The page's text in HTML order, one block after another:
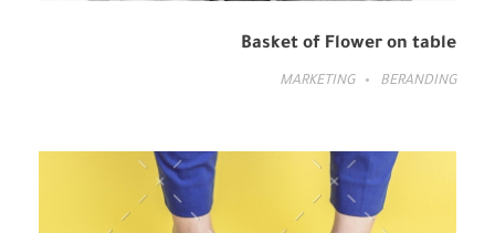
Basket of Flower on table
BERANDING
MARKETING